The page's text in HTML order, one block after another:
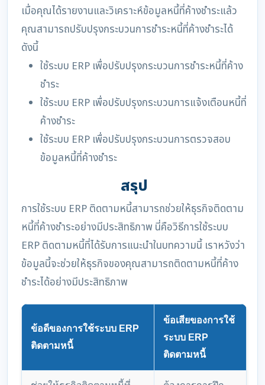
เมื่อคุณได้รายงานและวิเคราะห์ข้อมูลหนี้ที่ค้างชำระแล้ว
คุณสามารถปรับปรุงกระบวนการชำระหนี้ที่ค้างชำระได้
ดังนี้
ใช้ระบบ ERP เพื่อปรับปรุงกระบวนการชำระหนี้ที่ค้าง
ชำระ
ใช้ระบบ ERP เพื่อปรับปรุงกระบวนการแจ้งเตือนหนี้ที่
ค้างชำระ
ใช้ระบบ ERP เพื่อปรับปรุงกระบวนการตรวจสอบ
ข้อมูลหนี้ที่ค้างชำระ
สรุป
การใช้ระบบ ERP ติดตามหนี้สามารถช่วยให้ธุรกิจติดตาม
หนี้ที่ค้างชำระอย่างมีประสิทธิภาพ นี่คือวิธีการใช้ระบบ
ERP ติดตามหนี้ที่ได้รับการแนะนำในบทความนี้ เราหวังว่า
ข้อมูลนี้จะช่วยให้ธุรกิจของคุณสามารถติดตามหนี้ที่ค้าง
ชำระได้อย่างมีประสิทธิภาพ
ข้อดีของการใช้ระบบ ERP
ติดตามหนี้
ข้อเสียของการใช้
ระบบ ERP
ติดตามหนี้